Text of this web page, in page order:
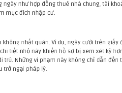
ngày như hợp đồng thuê nhà chung, tài
mục đích nhập cư.
nhất quán. Ví dụ, ngày cưới trên
tiết nhỏ này khiến hồ sơ bị xem xét kỹ
trú. Những vi phạm này không chỉ dẫn
trở ngại pháp lý.